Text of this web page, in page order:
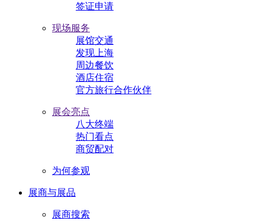
签证申请
现场服务
展馆交通
发现上海
周边餐饮
酒店住宿
官方旅行合作伙伴
展会亮点
八大终端
热门看点
商贸配对
为何参观
展商与展品
展商搜索